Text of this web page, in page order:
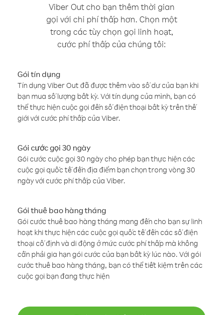
Viber Out cho bạn thêm thời gian
gọi với chi phí thấp hơn. Chọn một
trong các tùy chọn gọi linh hoạt,
cước phí thấp của chúng tôi:
Gói tín dụng
Tín dụng Viber Out đã được thêm vào số dư của bạn khi
bạn mua số lượng bất kỳ. Với tín dụng của mình, bạn có
thể thực hiện cuộc gọi đến số điện thoại bất kỳ trên thế
giới với cước phí thấp của Viber.
Gói cước gọi 30 ngày
Gói cước cuộc gọi 30 ngày cho phép bạn thực hiện các
cuộc gọi quốc tế đến địa điểm bạn chọn trong vòng 30
ngày với cước phí thấp của Viber.
Gói thuê bao hàng tháng
Gói cước thuê bao hàng tháng mang đến cho bạn sự linh
hoạt khi thực hiện các cuộc gọi quốc tế đến các số điện
thoại cố định và di động ở mức cước phí thấp mà không
cần phải gia hạn gói cước của bạn bất kỳ lúc nào. Với gói
cước thuê bao hàng tháng, bạn có thể tiết kiệm trên các
cuộc gọi bạn đang thực hiện